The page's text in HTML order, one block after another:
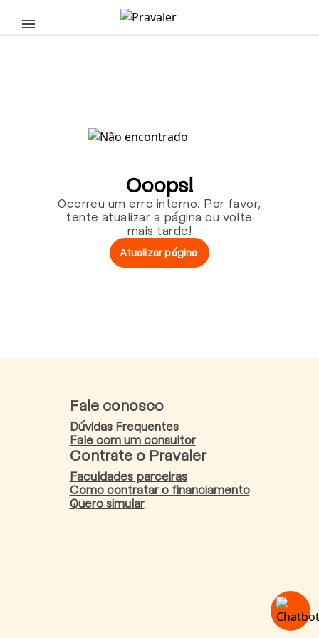
Pular para o conteúdo principal
Ooops!
Ocorreu um erro interno. Por favor,
tente atualizar a página ou volte
mais tarde!
Atualizar página
Fale conosco
Dúvidas Frequentes
Fale com um consultor
Contrate o Pravaler
Faculdades parceiras
Como contratar o financiamento
Quero simular